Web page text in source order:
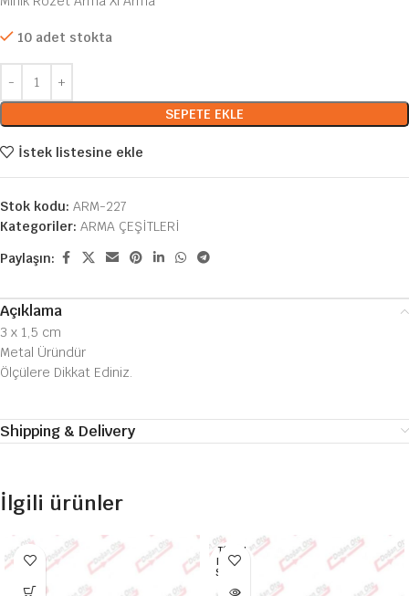
10 adet stokta
SEPETE EKLE
İstek listesine ekle
Stok kodu: ARM-227
Kategoriler: ARMA ÇEŞİTLERİ
Paylaşın:
Açıklama
3 x 1,5 cm
Metal Üründür
Ölçülere Dikkat Ediniz.
Shipping & Delivery
İlgili ürünler
TÜKEN
DI HEP
SI SATI